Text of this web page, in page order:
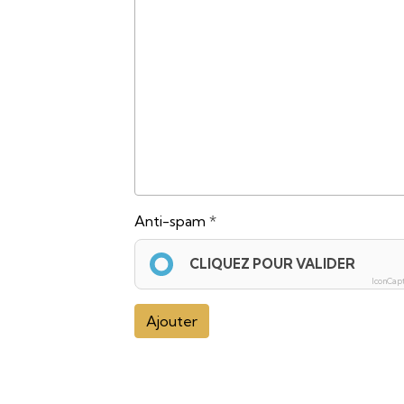
Anti-spam
CLIQUEZ POUR VALIDER
Ajouter